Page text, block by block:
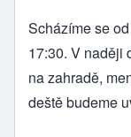
Scházíme se
17:30. V naději
na zahradě,
deště budeme